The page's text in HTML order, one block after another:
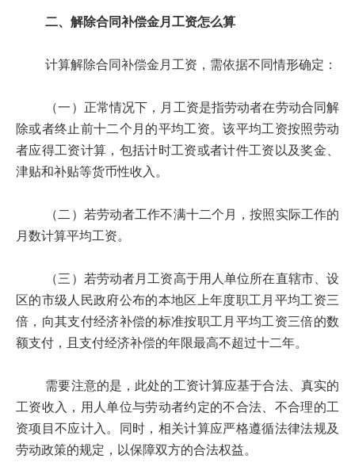
二、解除合同补偿金月工资怎么算
计算解除合同补偿金月工资，需依据不同情形确定：
（一）正常情况下，月工资是指劳动者在劳动合同解
除或者终止前十二个月的平均工资。该平均工资按照劳动
者应得工资计算，包括计时工资或者计件工资以及奖金、
津贴和补贴等货币性收入。
（二）若劳动者工作不满十二个月，按照实际工作的
月数计算平均工资。
（三）若劳动者月工资高于用人单位所在直辖市、设
区的市级人民政府公布的本地区上年度职工月平均工资三
倍，向其支付经济补偿的标准按职工月平均工资三倍的数
额支付，且支付经济补偿的年限最高不超过十二年。
需要注意的是，此处的工资计算应基于合法、真实的
工资收入，用人单位与劳动者约定的不合法、不合理的工
资项目不应计入。同时，相关计算应严格遵循法律法规及
劳动政策的规定，以保障双方的合法权益。